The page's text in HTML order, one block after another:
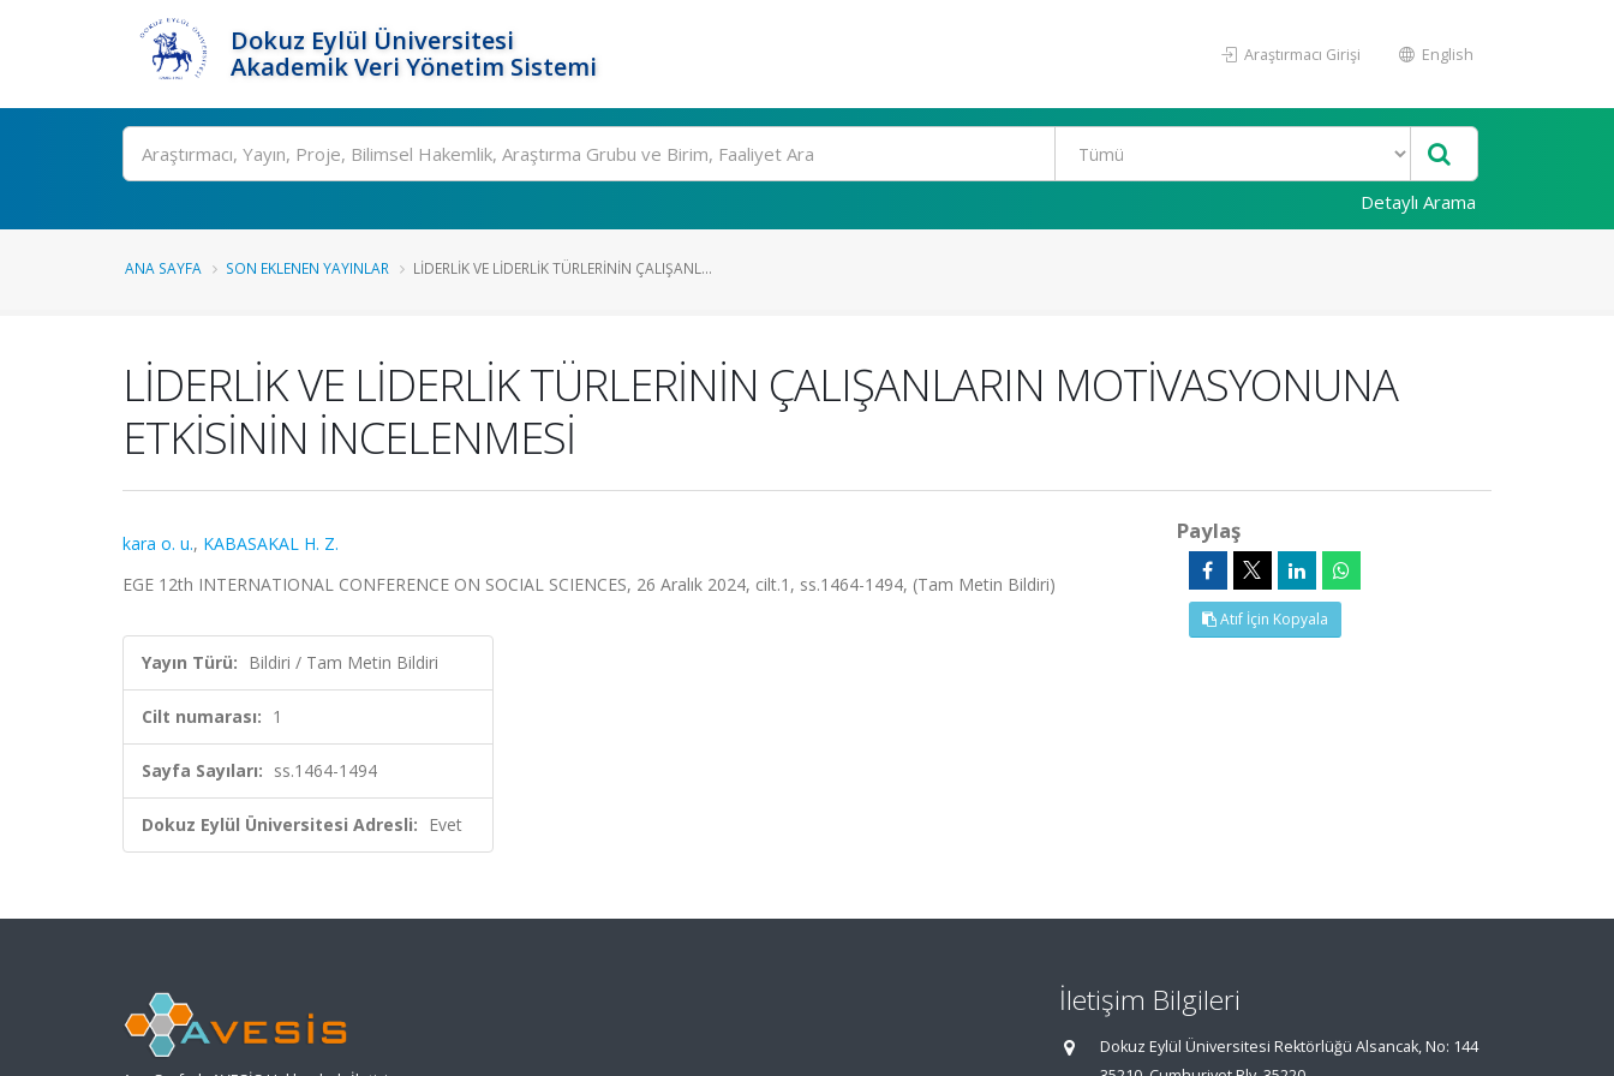
Dokuz Eylül Üniversitesi
Akademik Veri Yönetim Sistemi
Araştırmacı Girişi English
Ara
Detaylı Arama
ANA SAYFA SON EKLENEN YAYINLAR LİDERLİK VE LİDERLİK TÜRLERİNİN ÇALIŞANL...
LİDERLİK VE LİDERLİK TÜRLERİNİN ÇALIŞANLARIN MOTİVASYONUNA
ETKİSİNİN İNCELENMESİ
kara o. u., KABASAKAL H. Z.
EGE 12th INTERNATIONAL CONFERENCE ON SOCIAL SCIENCES, 26 Aralık 2024, cilt.1, ss.1464-1494, (Tam Metin Bildiri)
Yayın Türü: Bildiri / Tam Metin Bildiri
Cilt numarası: 1
Sayfa Sayıları: ss.1464-1494
Dokuz Eylül Üniversitesi Adresli: Evet
Paylaş
Atıf İçin Kopyala
İletişim Bilgileri
Dokuz Eylül Üniversitesi Rektörlüğü Alsancak, No: 144